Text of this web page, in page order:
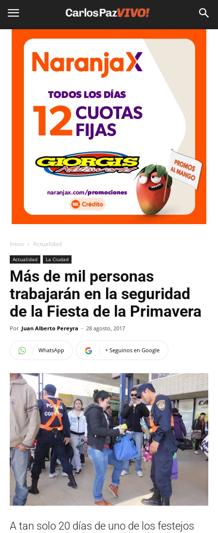
Inicio Actualidad
Actualidad La Ciudad
Más de mil personas
trabajarán en la seguridad
de la Fiesta de la Primavera
Por Juan Alberto Pereyra - 28 agosto, 2017
WhatsApp + Seguinos en Google
A tan solo 20 días de uno de los festejos